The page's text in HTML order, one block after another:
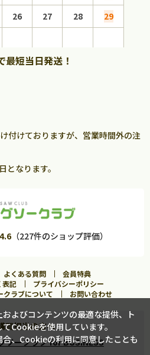
トに入れる
26 27 28
29
短当日発送！
付けておりますが、営業時間外の注
となります。
4.6（227件のショップ評価）
よくある質問
会員特典
表記
プライバシーポリシー
クラブについて お問い合わせ
買担当の方へ
ソークラブ for BUSINESS
よびコンテンツの最適な提供、ト
Cookieを使用しています。
、Cookieの利用に同意したことも